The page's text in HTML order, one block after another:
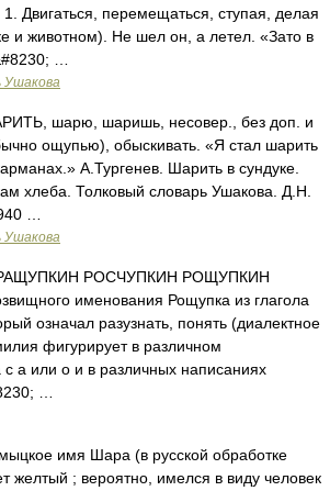
1. Двигаться, перемещаться, ступая, делая
и животном). Не шел он, а летел. «Зато в
…
Ушакова
шарю, шаришь, несовер., без доп. и
ощупью), обыскивать. «Я стал шарить
А.Тургенев. Шарить в сундуке.
хлеба. Толковый словарь Ушакова. Д.Н.
…
Ушакова
РОСЧУПКИН РОЩУПКИН
именования Рощупка из глагола
означал разузнать, понять (диалектное
фигурирует в различном
а или о и в различных написаниях
…
имя Шара (в русской обработке
желтый ; вероятно, имелся в виду человек